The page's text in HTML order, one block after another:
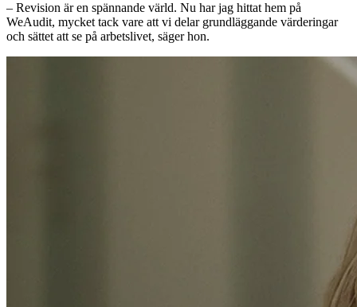
– Revision är en spännande värld. Nu har jag hittat hem på
WeAudit, mycket tack vare att vi delar grundläggande värderingar
och sättet att se på arbetslivet, säger hon.